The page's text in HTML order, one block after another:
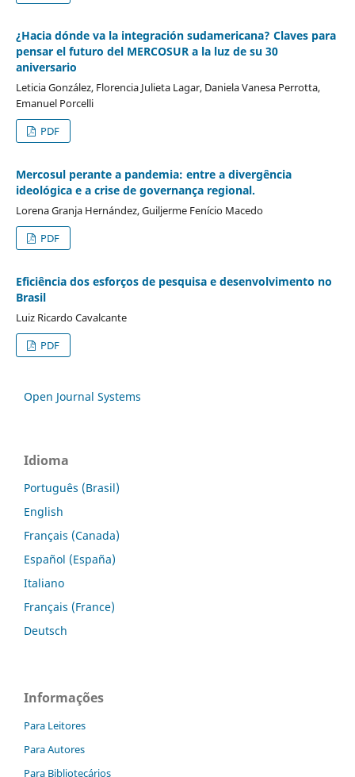
¿Hacia dónde va la integración sudamericana? Claves para
pensar el futuro del MERCOSUR a la luz de su 30
aniversario
Leticia González, Florencia Julieta Lagar, Daniela Vanesa Perrotta,
Emanuel Porcelli
PDF
Mercosul perante a pandemia: entre a divergência
ideológica e a crise de governança regional.
Lorena Granja Hernández, Guiljerme Fenício Macedo
PDF
Eficiência dos esforços de pesquisa e desenvolvimento no
Brasil
Luiz Ricardo Cavalcante
PDF
Open Journal Systems
Idioma
Português (Brasil)
English
Français (Canada)
Español (España)
Italiano
Français (France)
Deutsch
Informações
Para Leitores
Para Autores
Para Bibliotecários